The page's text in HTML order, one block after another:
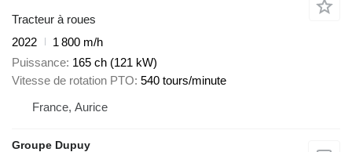
Tracteur à roues
2022
1 800 m/h
Puissance 165 ch (121 kW)
Vitesse de rotation PTO 540 tours/minute
France, Aurice
Groupe Dupuy